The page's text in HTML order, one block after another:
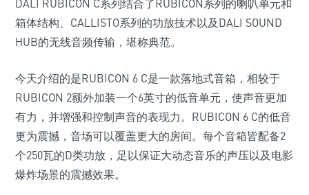
DALI RUBICON C系列结合了RUBICON系列的喇叭单元和
箱体结构、CALLISTO系列的功放技术以及DALI SOUND
HUB的无线音频传输，堪称典范。
今天介绍的是RUBICON 6 C是一款落地式音箱，相较于
RUBICON 2额外加装一个6英寸的低音单元，使声音更加
有力，并增强和控制声音的表现力。RUBICON 6 C的低音
更为震撼，音场可以覆盖更大的房间。每个音箱皆配备2
个250瓦的D类功放，足以保证大动态音乐的声压以及电影
爆炸场景的震撼效果。